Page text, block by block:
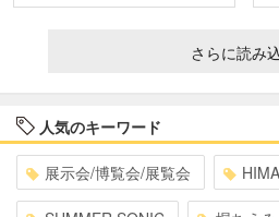
さらに読み
人気のキーワード
展示会/博覧会/展覧会